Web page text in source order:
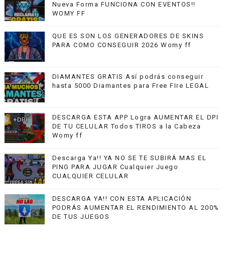
Nueva Forma FUNCIONA CON EVENTOS!!
WOMY FF
QUE ES SON LOS GENERADORES DE SKINS
PARA COMO CONSEGUIR 2026 Womy ff
DIAMANTES GRATIS Así podrás conseguir
hasta 5000 Diamantes para Free FIre LEGAL
DESCARGA ESTA APP Logra AUMENTAR EL DPI
DE TU CELULAR Todos TIROS a la Cabeza
Womy ff
Descarga Ya!! YA NO SE TE SUBIRÁ MAS EL
PING PARA JUGAR Cualquier Juego
CUALQUIER CELULAR
DESCARGA YA!! CON ESTA APLICACIÓN
PODRÁS AUMENTAR EL RENDIMIENTO AL 200%
DE TUS JUEGOS